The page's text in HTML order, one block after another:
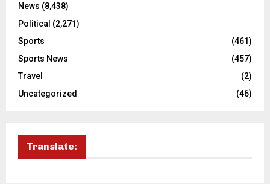
News (8,438)
Political (2,271)
Sports
(461)
Sports News
(457)
Travel
(2)
Uncategorized
(46)
Translate: